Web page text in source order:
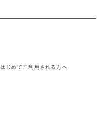
はじめてご利用される方へ